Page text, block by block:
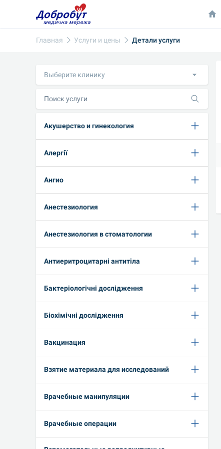
Главная Услуги и цены Детали услуги
Выберите клинику
Акушерство и гинекология
Алергії
Ангио
Анестезиология
Анестезиология в стоматологии
Антиеритроцитарні антитіла
Бактеріологічні дослідження
Біохімічні дослідження
Вакцинация
Взятие материала для исследований
Врачебные манипуляции
Врачебные операции